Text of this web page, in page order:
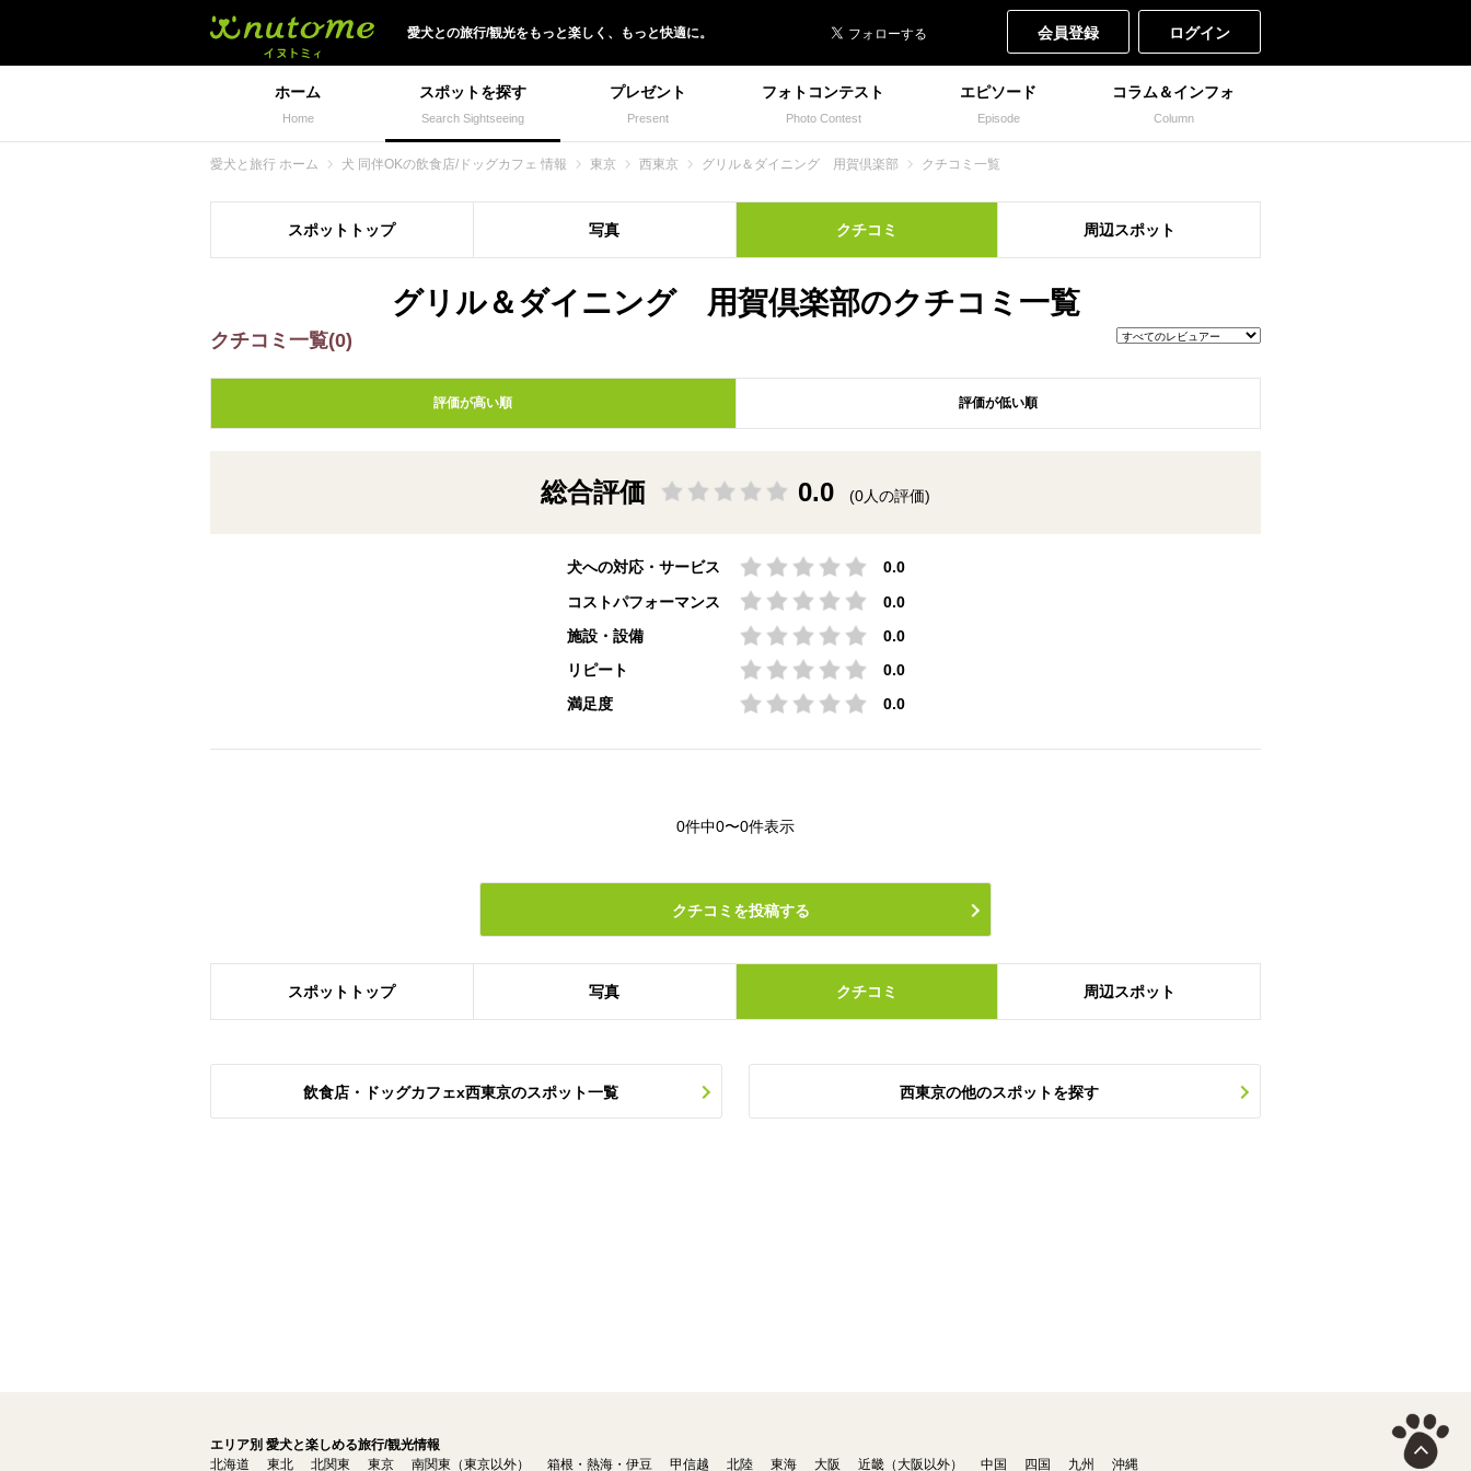
愛犬との旅行/観光をもっと楽しく、 もっと快適に。 会員登録 ログイン
ホーム
Home
スポットを探す
Search Sightseeing
プレゼント
Present
フォトコンテスト
Photo Contest
エピソード
Episode
コラム＆インフォ
Column
愛犬と旅行 ホーム 犬 同伴OKの飲食店/ドッグカフェ 情報 東京 西東京 グリル＆ダイニング 用賀倶楽部 クチコミ一覧
スポット トップ 写真 クチコミ 周辺 スポット
グリル＆ダイニング 用賀倶楽部のクチコミ一覧
クチコミ一覧(0)
評価が高い順 評価が低い順
総合評価 0.0 (0人の評価)
犬への対応・サービス
0.0
コストパフォーマンス
0.0
施設・設備
0.0
リピート
0.0
満足度
0.0
0件中0〜0件表示
クチコミを投稿する
スポット トップ 写真 クチコミ 周辺スポット
飲食店・ドッグカフェx西東京のスポット一覧 西東京の他のスポットを探す
エリア別 愛犬と楽しめる旅行/観光情報
北海道
東北 北関東 東京 南関東（東京以外） 箱根・熱海・伊豆 甲信越 北陸 東海 大阪 近畿（大阪以外） 中国 四国 九州 沖縄